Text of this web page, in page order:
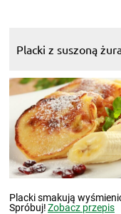
Placki z suszoną
Placki smakują
Spróbuj!Zobacz przepis